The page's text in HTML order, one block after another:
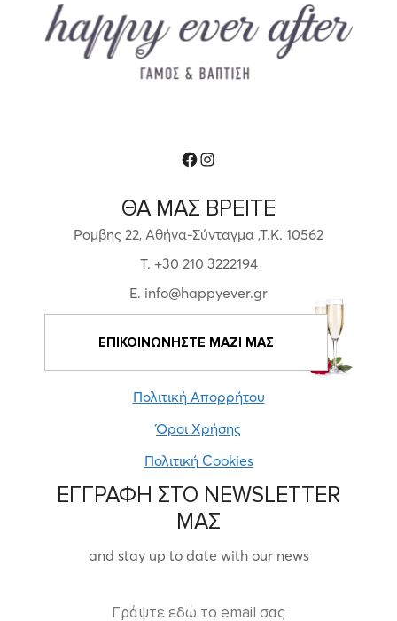
ΘΑ ΜΑΣ ΒΡΕΙΤΕ
Ρομβης 22, Αθήνα-Σύνταγμα ,Τ.Κ. 10562
T. +30 210 3222194
E. info@happyever.gr
ΕΠΙΚΟΙΝΩΝΗΣΤΕ ΜΑΖΙ ΜΑΣ
Πολιτική Απορρήτου
Όροι Χρήσης
Πολιτική Cookies
Facebook
Instagram
ΕΓΓΡΑΦΗ ΣΤΟ NEWSLETTER
ΜΑΣ
and stay up to date with our news